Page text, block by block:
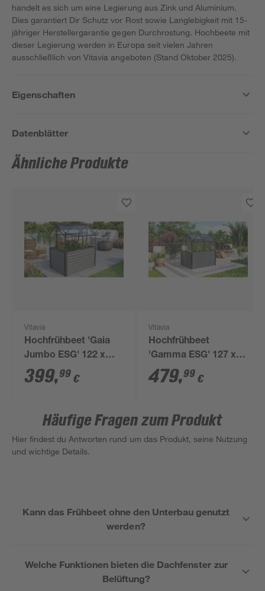
handelt es sich um eine Legierung aus Zink und Aluminium.
Dies garantiert Dir Schutz vor Rost sowie Langlebigkeit mit 15-
jähriger Herstellergarantie gegen Durchrostung. Hochbeete mit
dieser Legierung werden in Europa seit vielen Jahren
ausschließlich von Vitavia angeboten (Stand Oktober 2025).
Eigenschaften
Datenblätter
Ähnliche Produkte
Vitavia
Hochfrühbeet 'Gaia
Jumbo ESG' 122 x
137 x 83 cm
granitfarben, schwarz
399,99 €
Vitavia
Hochfrühbeet
'Gamma ESG' 127 x
134,5 x 89 cm
schwarz
479,99 €
Häufige Fragen zum Produkt
Hier findest du Antworten rund um das Produkt, seine Nutzung
und wichtige Details.
Kann das Frühbeet ohne den Unterbau genutzt
werden?
Welche Funktionen bieten die Dachfenster zur
Belüftung?